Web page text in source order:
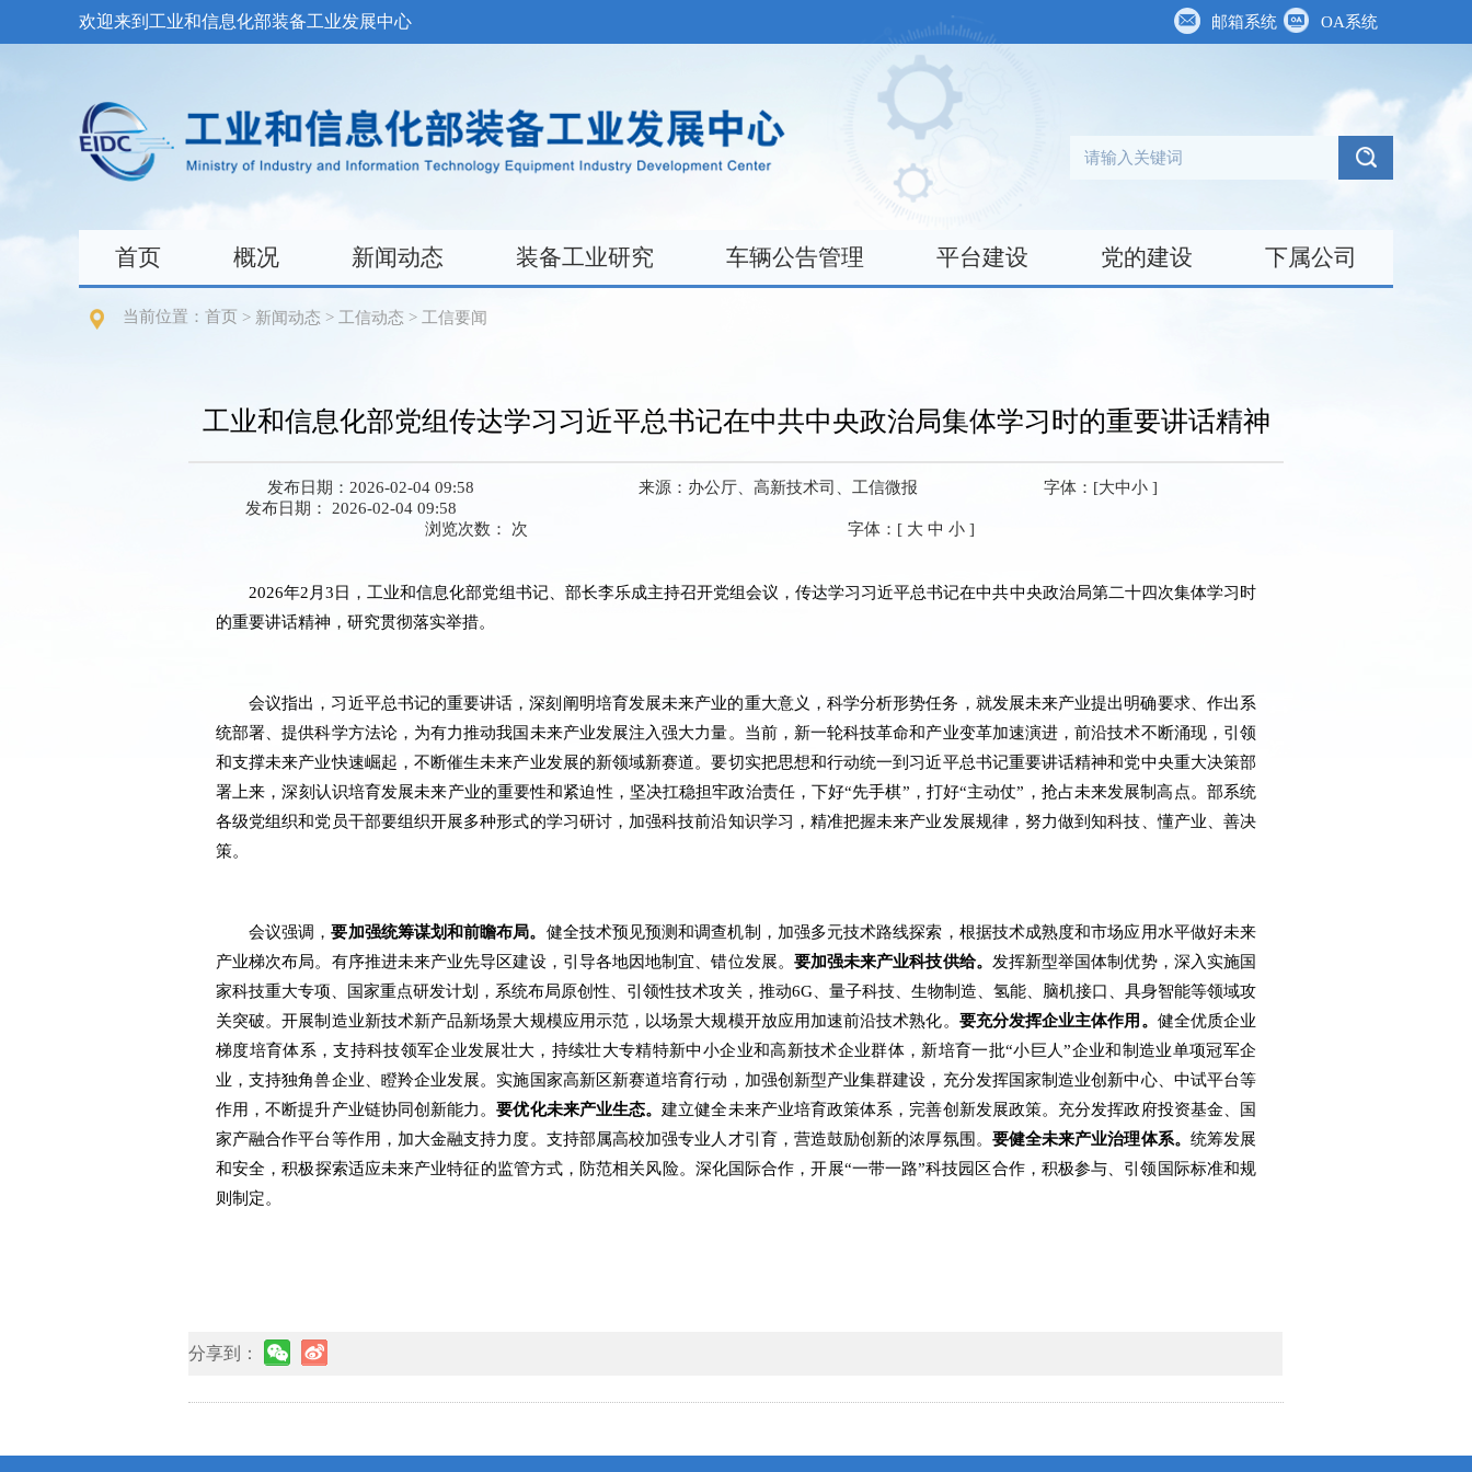
欢迎来到工业和信息化部装备工业发展中心 邮箱系统 OA系统
首页 概况 新闻动态 装备工业研究 车辆公告管理 平台建设 党的建设 下属公司
当前位置： 首页 > 新闻动态 > 工信动态 > 工信要闻
工业和信息化部党组传达学习习近平总书记在中共中央政治局集体学习时的重要讲话精神
发布日期：2026-02-04 09:58 来源： 办公厅、高新技术司、工信微报 字体：[大中小 ]
发布日期： 2026-02-04 09:58
浏览次数： 次 字体：[ 大 中 小 ]
2026年2月3日，工业和信息化部党组书记、部长李乐成主持召开党组会议，传达学习习近平总书记在中共中央政治局第二十四次集体学习时
的重要讲话精神，研究贯彻落实举措。
会议指出，习近平总书记的重要讲话，深刻阐明培育发展未来产业的重大意义，科学分析形势任务，就发展未来产业提出明确要求、作出系
统部署、提供科学方法论，为有力推动我国未来产业发展注入强大力量。当前，新一轮科技革命和产业变革加速演进，前沿技术不断涌现，引领
和支撑未来产业快速崛起，不断催生未来产业发展的新领域新赛道。要切实把思想和行动统一到习近平总书记重要讲话精神和党中央重大决策部
署上来，深刻认识培育发展未来产业的重要性和紧迫性，坚决扛稳担牢政治责任，下好“先手棋”，打好“主动仗”，抢占未来发展制高点。部系统
各级党组织和党员干部要组织开展多种形式的学习研讨，加强科技前沿知识学习，精准把握未来产业发展规律，努力做到知科技、懂产业、善决
策。
会议强调，要加强统筹谋划和前瞻布局。 健全技术预见预测和调查机制，加强多元技术路线探索，根据技术成熟度和市场应用水平做好未来
产业梯次布局。有序推进未来产业先导区建设，引导各地因地制宜、错位发展。 要加强未来产业科技供给。 发挥新型举国体制优势，深入实施国
家科技重大专项、国家重点研发计划，系统布局原创性、引领性技术攻关，推动6G、量子科技、生物制造、氢能、脑机接口、具身智能等领域攻
关突破。开展制造业新技术新产品新场景大规模应用示范，以场景大规模开放应用加速前沿技术熟化。 要充分发挥企业主体作用。 健全优质企业
梯度培育体系，支持科技领军企业发展壮大，持续壮大专精特新中小企业和高新技术企业群体，新培育一批“小巨人”企业和制造业单项冠军企
业，支持独角兽企业、瞪羚企业发展。实施国家高新区新赛道培育行动，加强创新型产业集群建设，充分发挥国家制造业创新中心、中试平台等
作用，不断提升产业链协同创新能力。要优化未来产业生态。建立健全未来产业培育政策体系，完善创新发展政策。充分发挥政府投资基金、国
家产融合作平台等作用，加大金融支持力度。支持部属高校加强专业人才引育，营造鼓励创新的浓厚氛围。 要健全未来产业治理体系。 统筹发展
和安全，积极探索适应未来产业特征的监管方式，防范相关风险。深化国际合作，开展“一带一路”科技园区合作，积极参与、引领国际标准和规
则制定。
分享到：